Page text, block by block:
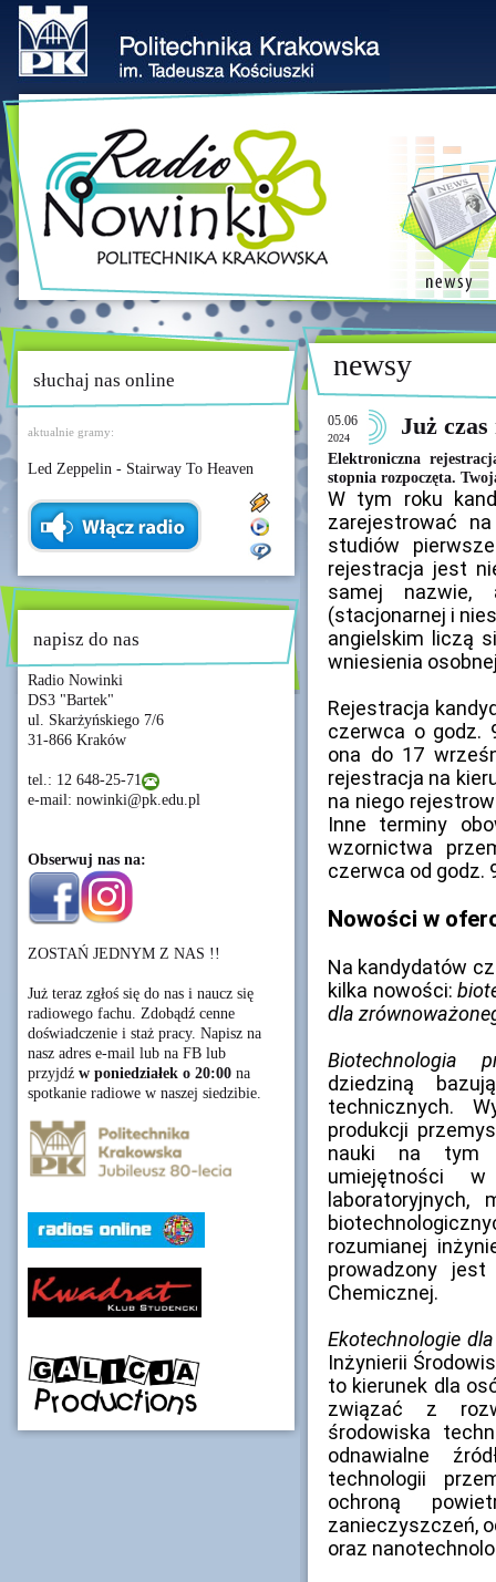
słuchaj nas online
aktualnie gramy:
Led Zeppelin - Stairway To Heaven
napisz do nas
Radio Nowinki
DS3 "Bartek"
ul. Skarżyńskiego 7/6
31-866 Kraków
tel.: 12 648-25-71
e-mail: nowinki@pk.edu.pl
Obserwuj nas na:
ZOSTAŃ JEDNYM Z NAS !!
Już teraz zgłoś się do nas i naucz się
radiowego fachu. Zdobądź cenne
doświadczenie i staż pracy. Napisz na
nasz adres e-mail lub na FB lub
przyjdź w poniedziałek o 20:00 na
spotkanie radiowe w naszej siedzibie.
newsy
05.06
2024 Już
Elektroniczna
stopnia rozpoczęta.
W tym roku
zarejestrować
studiów
rejestracja jest
samej nazwie,
(stacjonarnej i
angielskim liczą
wniesienia
Rejestracja
czerwca o godz.
ona do 17
rejestracja na
na niego
Inne terminy
wzornictwa
czerwca od godz.
Nowości w
Na kandydatów
kilka nowości:
dla
Biotechnologia
dziedziną
technicznych.
produkcji
nauki na tym
umiejętności
laboratoryjnych,
rozumianej
prowadzony
Chemicznej.
Ekotechnologie
Inżynierii
to kierunek dla
związać z
środowiska
odnawialne
technologii
ochroną
zanieczyszczeń,
oraz